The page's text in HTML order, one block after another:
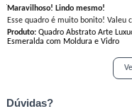
Maravilhoso! Lindo mesmo!
Esse quadro é muito bonito! Valeu
Produto:Quadro Abstrato Arte
Esmeralda com Moldura e Vidro
Dúvidas?